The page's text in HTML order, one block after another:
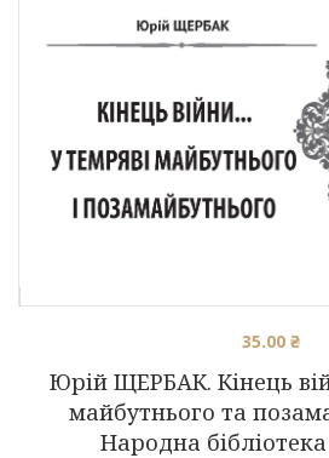
Юрій ЩЕРБАК. Кінець
майбутнього та
Народна
35.00 ₴